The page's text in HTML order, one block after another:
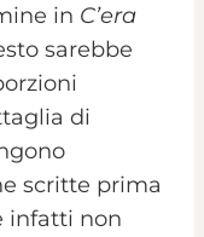
in C’era
sarebbe
di
scritte prima
infatti non